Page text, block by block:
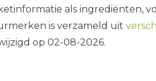
als ingrediënten,
is verzameld uit
op 02-08-2026.